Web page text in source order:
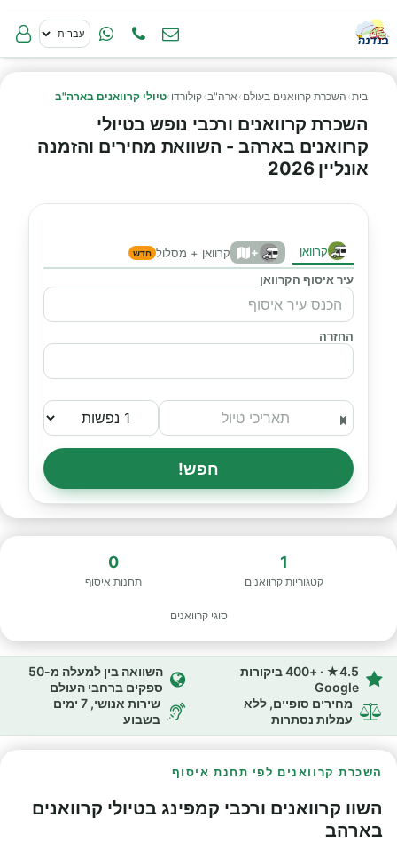
בית› השכרת קרוואנים בעולם › ארה"ב›קולורדו ›טיולי קרוואנים בארה"ב
השכרת קרוואנים ורכבי נופש בטיולי
קרוואנים בארהב - השוואת מחירים והזמנה
אונליין 2026
קרוואן + קרוואן + מסלול חדש
עיר איסוף הקרוואן
החזרה
חפש!
1
קטגוריות קרוואנים
0
תחנות איסוף
סוגי קרוואנים
4.5★ · +400 ביקורות
Google
השוואה בין למעלה מ-50
ספקים ברחבי העולם
מחירים סופיים, ללא
עמלות נסתרות
שירות אנושי, 7 ימים
בשבוע
השכרת קרוואנים לפי תחנת איסוף
השוו קרוואנים ורכבי קמפינג בטיולי קרוואנים
בארהב